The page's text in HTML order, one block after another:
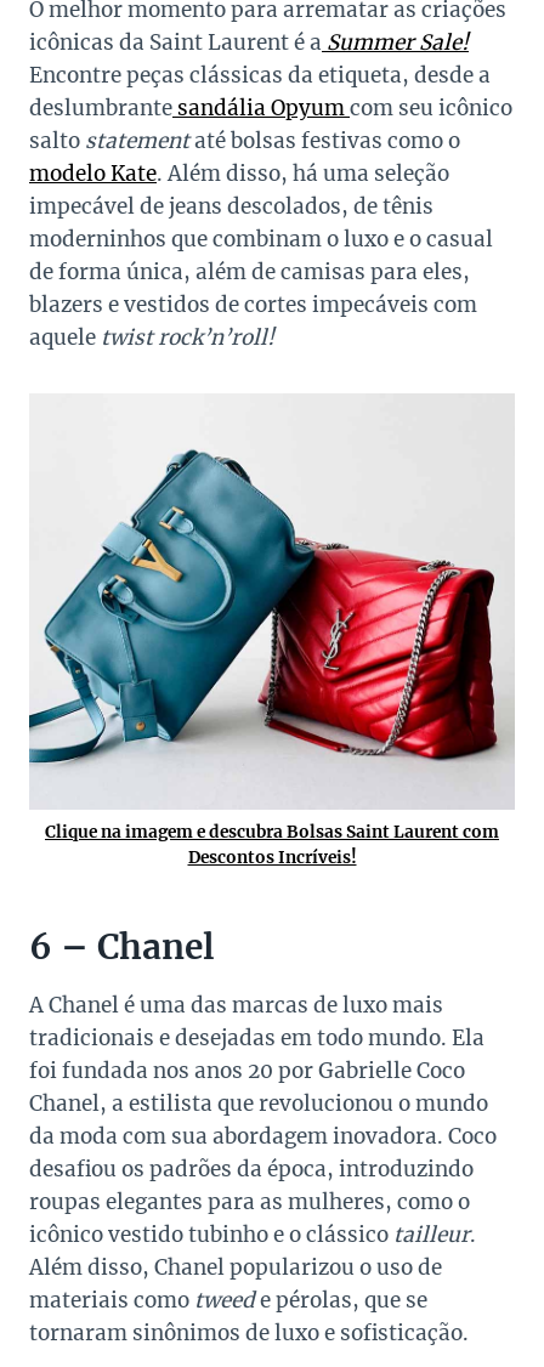
O melhor momento para arrematar as criações
icônicas da Saint Laurent é a Summer Sale!
Encontre peças clássicas da etiqueta, desde a
deslumbrante sandália Opyumcom seu icônico
salto statementaté bolsas festivas como o
modelo Kate. Além disso, há uma seleção
impecável de jeans descolados, de tênis
moderninhos que combinam o luxo e o casual
de forma única, além de camisas para eles,
blazers e vestidos de cortes impecáveis com
aquele twist rock’n’roll!
Clique na imagem e descubra Bolsas Saint Laurent com
Descontos Incríveis!
6 – Chanel
A Chanel é uma das marcas de luxo mais
tradicionais e desejadas em todo mundo. Ela
foi fundada nos anos 20 por Gabrielle Coco
Chanel, a estilista que revolucionou o mundo
da moda com sua abordagem inovadora. Coco
desafiou os padrões da época, introduzindo
roupas elegantes para as mulheres, como o
icônico vestido tubinho e o clássico tailleur.
Além disso, Chanel popularizou o uso de
materiais como tweede pérolas, que se
tornaram sinônimos de luxo e sofisticação.